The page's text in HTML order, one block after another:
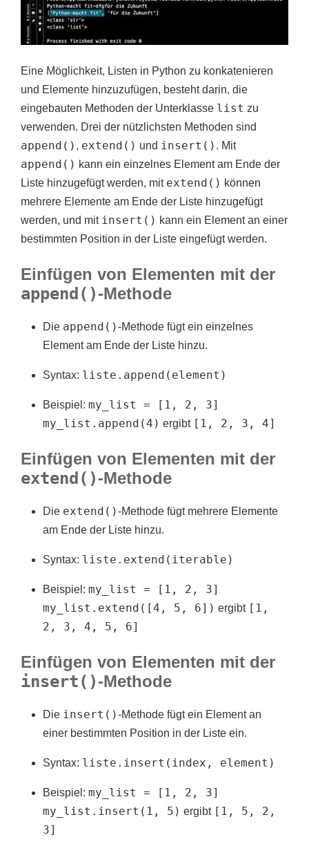
Eine Möglichkeit, Listen in Python zu konkatenieren
und Elemente hinzuzufügen, besteht darin, die
eingebauten Methoden der Unterklasse list zu
verwenden. Drei der nützlichsten Methoden sind
append() , extend() und insert() . Mit
append() kann ein einzelnes Element am Ende der
Liste hinzugefügt werden, mit extend() können
mehrere Elemente am Ende der Liste hinzugefügt
werden, und mit insert() kann ein Element an einer
bestimmten Position in der Liste eingefügt werden.
Einfügen von Elementen mit der
append()-Methode
Die append()-Methode fügt ein einzelnes
Element am Ende der Liste hinzu.
Syntax: liste.append(element)
Beispiel: my_list = [1, 2, 3]
my_list.append(4) ergibt [1, 2, 3, 4]
Einfügen von Elementen mit der
extend()-Methode
Die extend()-Methode fügt mehrere Elemente
am Ende der Liste hinzu.
Syntax: liste.extend(iterable)
Beispiel: my_list = [1, 2, 3]
my_list.extend([4, 5, 6]) ergibt [1,
2, 3, 4, 5, 6]
Einfügen von Elementen mit der
insert()-Methode
Die insert()-Methode fügt ein Element an
einer bestimmten Position in der Liste ein.
Syntax: liste.insert(index, element)
Beispiel: my_list = [1, 2, 3]
my_list.insert(1, 5) ergibt [1, 5, 2,
3]